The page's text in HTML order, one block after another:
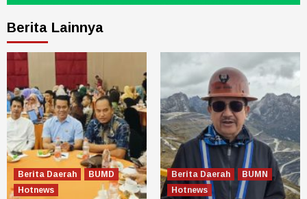
Berita Lainnya
Berita Daerah
BUMD
Hotnews
Berita Daerah
BUMN
Hotnews